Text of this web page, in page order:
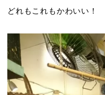
どれもこれもかわいい！